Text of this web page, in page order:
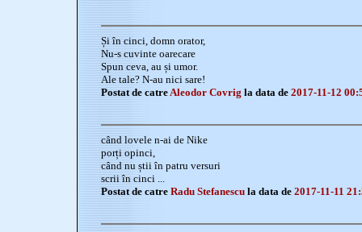
Și în cinci, domn orator,
Nu-s cuvinte oarecare
Spun ceva, au și umor.
Ale tale? N-au nici sare!
Postat de catreAleodor Covrig la data de 2017-11-12
când lovele n-ai de Nike
porți opinci,
când nu știi în patru versuri
scrii în cinci ...
Postat de catre Radu Stefanescu la data de 2017-11-11